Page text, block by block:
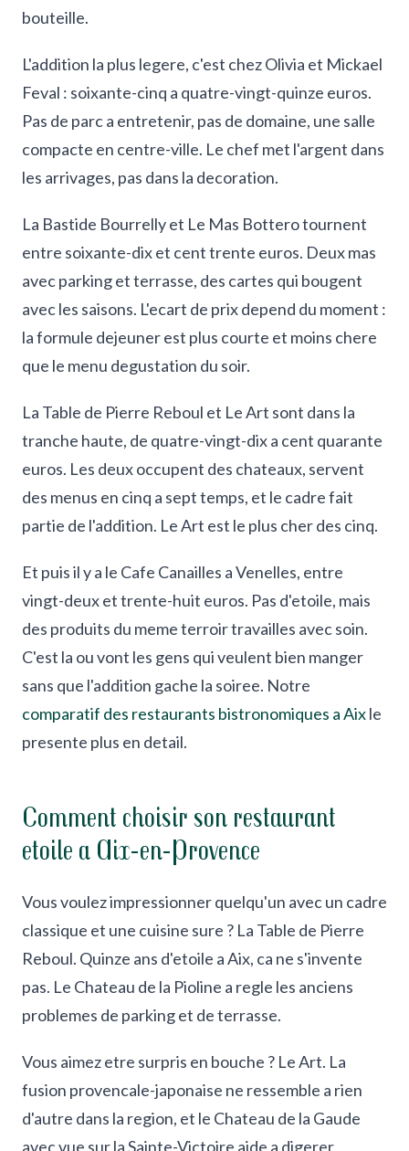
bouteille.
L'addition la plus legere, c'est chez Olivia et Mickael
Feval : soixante-cinq a quatre-vingt-quinze euros.
Pas de parc a entretenir, pas de domaine, une salle
compacte en centre-ville. Le chef met l'argent dans
les arrivages, pas dans la decoration.
La Bastide Bourrelly et Le Mas Bottero tournent
entre soixante-dix et cent trente euros. Deux mas
avec parking et terrasse, des cartes qui bougent
avec les saisons. L'ecart de prix depend du moment :
la formule dejeuner est plus courte et moins chere
que le menu degustation du soir.
La Table de Pierre Reboul et Le Art sont dans la
tranche haute, de quatre-vingt-dix a cent quarante
euros. Les deux occupent des chateaux, servent
des menus en cinq a sept temps, et le cadre fait
partie de l'addition. Le Art est le plus cher des cinq.
Et puis il y a le Cafe Canailles a Venelles, entre
vingt-deux et trente-huit euros. Pas d'etoile, mais
des produits du meme terroir travailles avec soin.
C'est la ou vont les gens qui veulent bien manger
sans que l'addition gache la soiree. Notre
comparatif des restaurants bistronomiques a Aixle
presente plus en detail.
Comment choisir son restaurant
etoile a Aix-en-Provence
Vous voulez impressionner quelqu'un avec un cadre
classique et une cuisine sure ? La Table de Pierre
Reboul. Quinze ans d'etoile a Aix, ca ne s'invente
pas. Le Chateau de la Pioline a regle les anciens
problemes de parking et de terrasse.
Vous aimez etre surpris en bouche ? Le Art. La
fusion provencale-japonaise ne ressemble a rien
d'autre dans la region, et le Chateau de la Gaude
avec vue sur la Sainte-Victoire aide a digerer